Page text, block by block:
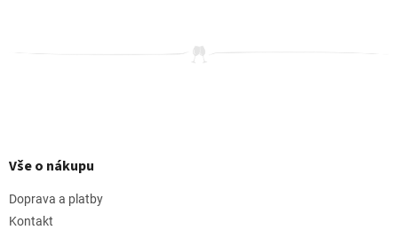
pVše o nákupu
Doprava a platby
Kontakt